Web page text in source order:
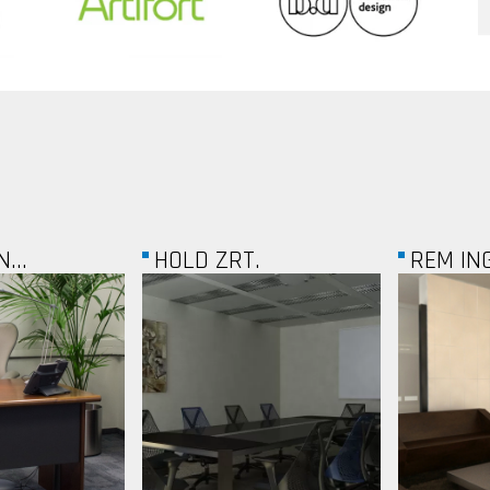
REM INGATLAN...